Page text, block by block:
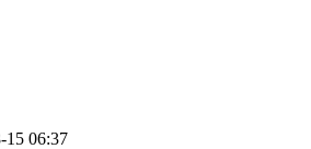
15 06:37